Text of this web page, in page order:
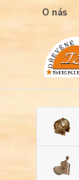
O nás